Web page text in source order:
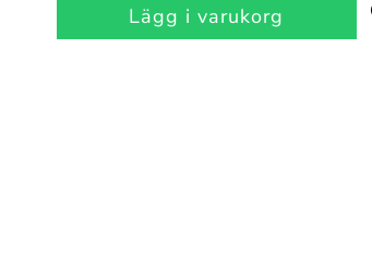
Lägg i varukorg